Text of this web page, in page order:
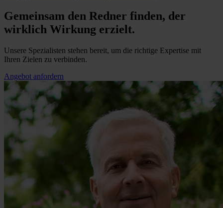
Gemeinsam den Redner finden, der
wirklich Wirkung erzielt.
Unsere Spezialisten stehen bereit, um die richtige Expertise mit
Ihren Zielen zu verbinden.
Angebot anfordern